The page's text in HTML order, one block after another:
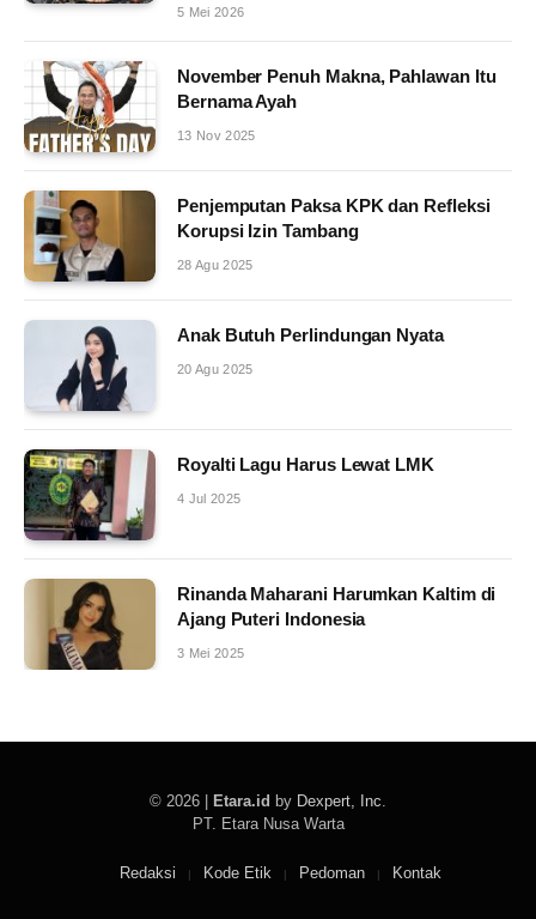
5 Mei 2026
November Penuh Makna, Pahlawan Itu
Bernama Ayah
13 Nov 2025
Penjemputan Paksa KPK dan Refleksi
Korupsi Izin Tambang
28 Agu 2025
Anak Butuh Perlindungan Nyata
20 Agu 2025
Royalti Lagu Harus Lewat LMK
4 Jul 2025
Rinanda Maharani Harumkan Kaltim di
Ajang Puteri Indonesia
3 Mei 2025
© 2026 | Etara.id by Dexpert, Inc.
PT. Etara Nusa Warta
Redaksi Kode Etik Pedoman Kontak